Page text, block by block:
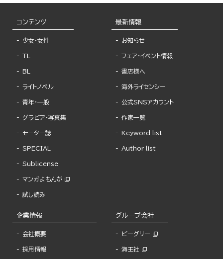
コンテンツ
少女・女性
TL
BL
ライトノベル
青年・一般
グラビア・写真集
モーター誌
SPECIAL
Sublicense
マンガよもんが
試し読み
最新情報
お知らせ
フェア・イベント情報
書店様へ
海外ライセンシー
公式SNSアカウント
作家一覧
Keyword list
Author list
企業情報
会社概要
採用情報
グループ会社
ビーグリー
海王社